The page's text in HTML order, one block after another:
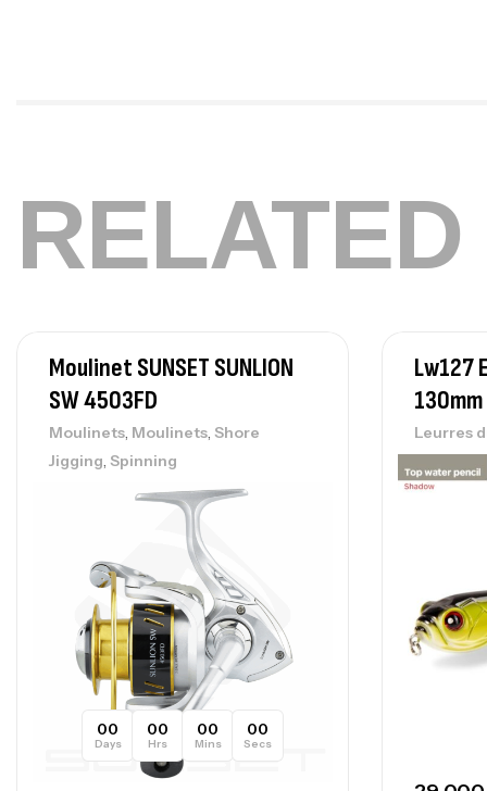
RELATED
Moulinet SUNSET SUNLION
SW 4503FD
Moulinets, Moulinets, Shore
Jigging, Spinning
00
Days
00
Hrs
00
Mins
00
Secs
Lw127
Leurres